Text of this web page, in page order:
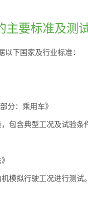
主要标准及测
以下国家及行业标准：
分：乘用车》
包含典型工况及试验条
模拟行驶工况进行测试。